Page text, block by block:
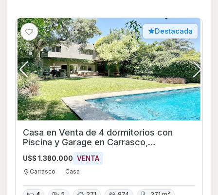
Destacada
Casa en Venta de 4 dormitorios con
Piscina y Garage en Carrasco,
U$S 1.380.000 VENTA
Carrasco Casa